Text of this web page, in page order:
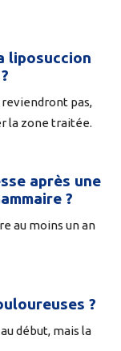
liposuccion
reviendront pas,
la zone traitée.
après une
?
au moins un an
?
début, mais la